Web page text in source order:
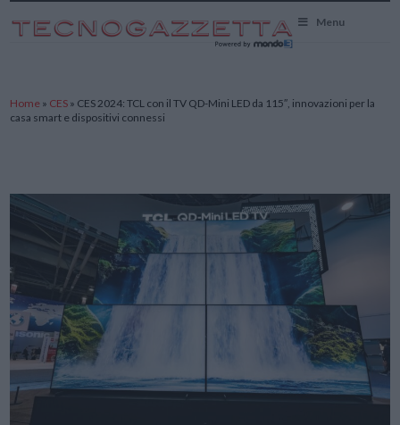
Menu
Home » CES » CES 2024: TCL con il TV QD-Mini LED da 115″, innovazioni per la
casa smart e dispositivi connessi